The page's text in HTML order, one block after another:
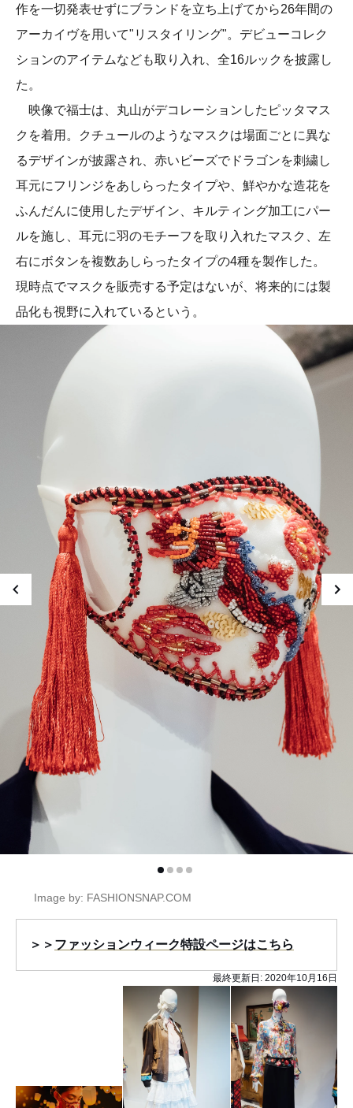
作を一切発表せずにブランドを立ち上げてから26年間の
アーカイヴを用いて"リスタイリング"。デビューコレク
ションのアイテムなども取り入れ、全16ルックを披露し
た。
映像で福士は、丸山がデコレーションしたピッタマス
クを着用。クチュールのようなマスクは場面ごとに異な
るデザインが披露され、赤いビーズでドラゴンを刺繍し
耳元にフリンジをあしらったタイプや、鮮やかな造花を
ふんだんに使用したデザイン、キルティング加工にパー
ルを施し、耳元に羽のモチーフを取り入れたマスク、左
右にボタンを複数あしらったタイプの4種を製作した。
現時点でマスクを販売する予定はないが、将来的には製
品化も視野に入れているという。
Image by: FASHIONSNAP.COM
＞＞ ファッションウィーク特設ページはこちら
最終更新日: 2020年10月16日